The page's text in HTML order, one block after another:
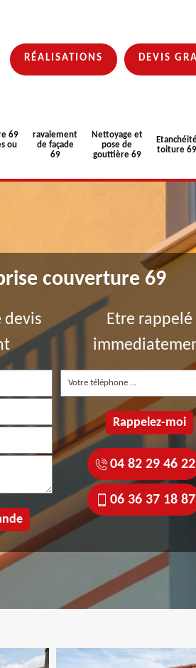
RÉALISATIONS DEVIS
69
ou
ravalement
de façade
69
Nettoyage et
pose de
gouttière 69
toiture 69
couverture 69
devis
Etre rappelé
04 82 29 46 22
06 36 37 18 87